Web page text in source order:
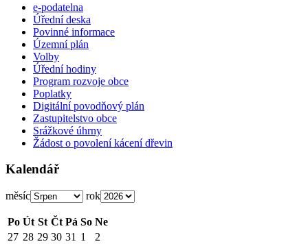
e-podatelna
Úřední deska
Povinné informace
Územní plán
Volby
Úřední hodiny
Program rozvoje obce
Poplatky
Digitální povodňový plán
Zastupitelstvo obce
Srážkové úhrny
Žádost o povolení kácení dřevin
Kalendář
měsíc rok
Po Út St Čt Pá So Ne
27 28 29 30 31 1
2